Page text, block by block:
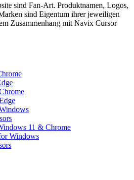
sind Fan-Art. Produktnamen, Logos,
sind Eigentum ihrer jeweiligen
Zusammenhang mit Navix Cursor
11 & Chrome
Windows